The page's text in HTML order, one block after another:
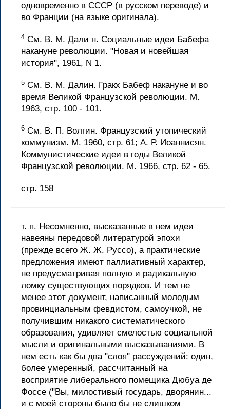
одновременно в СССР (в русском переводе) и
во Франции (на языке оригинала).
4 См. В. М. Дали н. Социальные идеи Бабефа
накануне революции. "Новая и новейшая
история", 1961, N 1.
5 См. В. М. Далин. Гракх Бабеф накануне и во
время Великой Французской революции. М.
1963, стр. 100 - 101.
6 См. В. П. Волгин. Французский утопический
коммунизм. М. 1960, стр. 61; А. Р. Иоаннисян.
Коммунистические идеи в годы Великой
Французской революции. М. 1966, стр. 62 - 65.
стр. 158
т. п. Несомненно, высказанные в нем идеи
навеяны передовой литературой эпохи
(прежде всего Ж. Ж. Руссо), а практические
предложения имеют паллиативный характер,
не предусматривая полную и радикальную
ломку существующих порядков. И тем не
менее этот документ, написанный молодым
провинциальным февдистом, самоучкой, не
получившим никакого систематического
образования, удивляет смелостью социальной
мысли и оригинальными высказываниями. В
нем есть как бы два "слоя" рассуждений: один,
более умеренный, рассчитанный на
восприятие либерального помещика Дюбуа де
Фоссе ("Вы, милостивый государь, дворянин...
и с моей стороны было бы не слишком